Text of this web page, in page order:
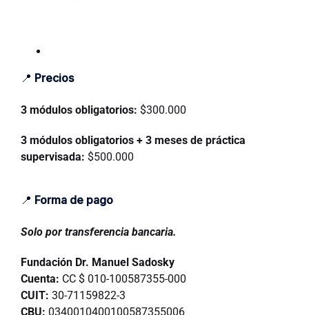
📍 Precios
3 módulos obligatorios: $300.000
3 módulos obligatorios + 3 meses de práctica
supervisada: $500.000
📍 Forma de pago
Solo por transferencia bancaria.
Fundación Dr. Manuel Sadosky
Cuenta: CC $ 010-100587355-000
CUIT: 30-71159822-3
CBU: 0340010400100587355006